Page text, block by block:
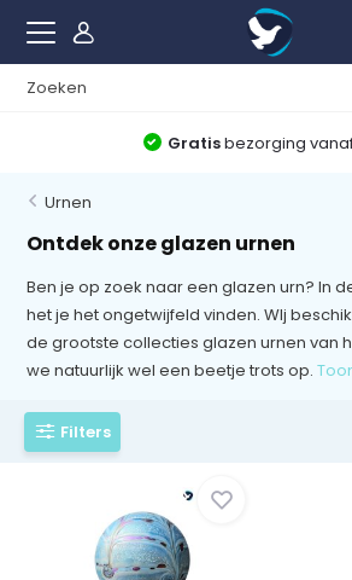
Beste Uitvaartwinkel van
Urnen
Ontdek onze glazen urnen
Ben je op zoek naar een glazen urn? In
het je het ongetwijfeld vinden. WIj
de grootste collecties glazen urnen van
we natuurlijk wel een beetje trots op.
Filters